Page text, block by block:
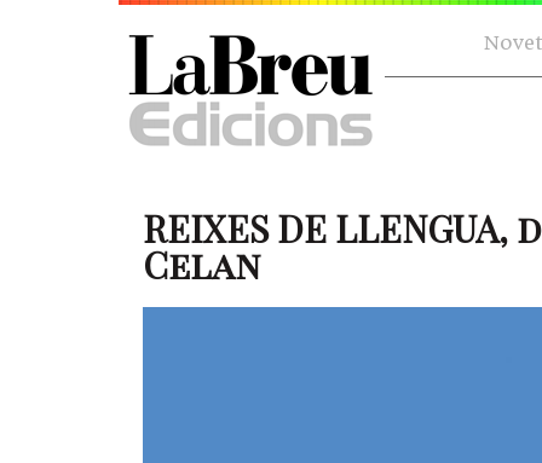
REIXES DE LLENGUA,
Celan